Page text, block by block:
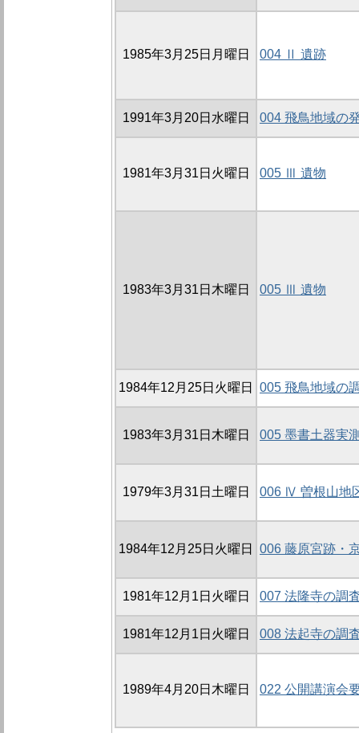
1985年3月25日月曜日 004 Ⅱ 遺跡
1991年3月20日水曜日 004 飛鳥地域の
1981年3月31日火曜日 005 Ⅲ 遺物
1983年3月31日木曜日 005 Ⅲ 遺物
1984年12月25日火曜日 005 飛鳥地域の
1983年3月31日木曜日 005 墨書土器実
1979年3月31日土曜日 006 Ⅳ 曽根山地
1984年12月25日火曜日 006 藤原宮跡・
1981年12月1日火曜日 007 法隆寺の調
1981年12月1日火曜日 008 法起寺の調
1989年4月20日木曜日 022 公開講演会